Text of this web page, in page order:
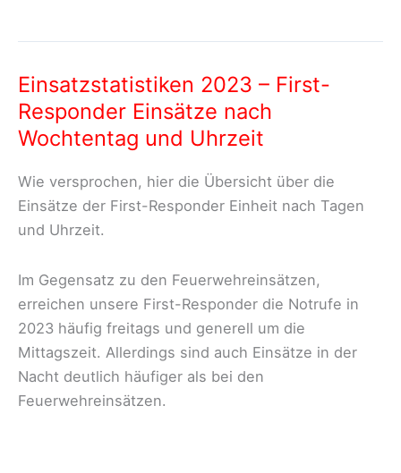
und
Registrierungsaktion
der
am
kommenden
Samstag,
06.04.2024
beim
TSV
Carlsberg
Einsatzstatistiken 2023 – First-
Responder Einsätze nach
Wochtentag und Uhrzeit
Wie versprochen, hier die Übersicht über die
Einsätze der First-Responder Einheit nach Tagen
und Uhrzeit.
Im Gegensatz zu den Feuerwehreinsätzen,
erreichen unsere First-Responder die Notrufe in
2023 häufig freitags und generell um die
Mittagszeit. Allerdings sind auch Einsätze in der
Nacht deutlich häufiger als bei den
Feuerwehreinsätzen.